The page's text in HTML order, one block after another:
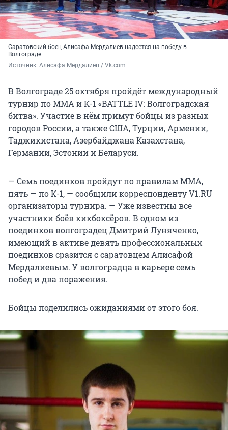
Саратовский боец Алисафа Мердалиев надеется на победу в
Волгограде
Источник: Алисафа Мердалиев / Vk.com
В Волгограде 25 октября пройдёт международный
турнир по ММА и К-1 «BATTLE IV: Волгоградская
битва». Участие в нём примут бойцы из разных
городов России, а также США, Турции, Армении,
Таджикистана, Азербайджана Казахстана,
Германии, Эстонии и Беларуси.
— Семь поединков пройдут по правилам ММА,
пять — по К-1, — сообщили корреспонденту V1.RU
организаторы турнира. — Уже известны все
участники боёв кикбоксёров. В одном из
поединков волгоградец Дмитрий Луняченко,
имеющий в активе девять профессиональных
поединков сразится с саратовцем Алисафой
Мердалиевым. У волгоградца в карьере семь
побед и два поражения.
Бойцы поделились ожиданиями от этого боя.